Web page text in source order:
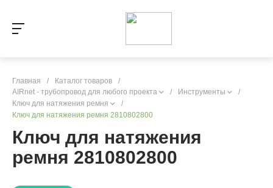
Главная / Каталог товаров
/
AIRnet - трубопровод для любого проекта
/ Инструменты
/
Ключ для натяжения ремня
/
Ключ для натяжения ремня 2810802800
Ключ для натяжения
ремня 2810802800